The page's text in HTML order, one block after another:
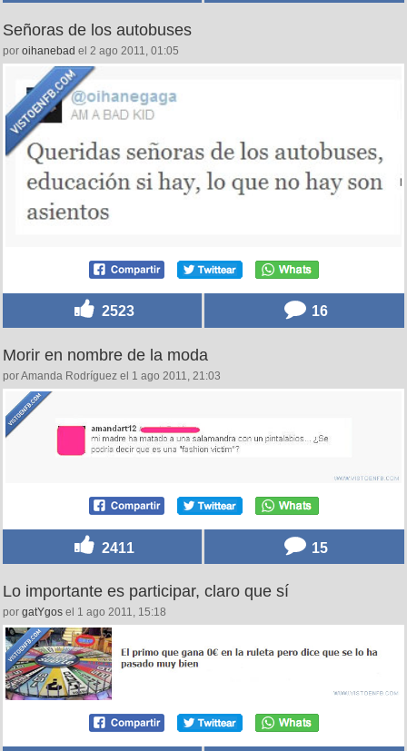
Señoras de los autobuses
por oihanebad el 2 ago 2011, 01:05
2523 16
Morir en nombre de la moda
por Amanda Rodríguez el 1 ago 2011, 21:03
2411 15
Lo importante es participar, claro que sí
por gatYgos el 1 ago 2011, 15:18